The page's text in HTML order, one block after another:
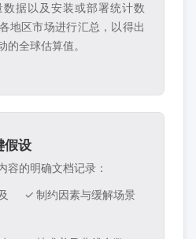
据以及安装或部署统计数
地区市场进行汇总，以得出
全球估算值。
假设
容的明确文档记录：
✓ 制约因素与缓解场景